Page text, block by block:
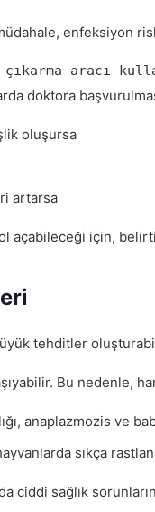
enfeksiyon
çıkarma aracı
doktora
oluşursa
artarsa
açabileceği için,
tehditler
Bu
anaplazmozis ve
sıkça
ciddi sağlık